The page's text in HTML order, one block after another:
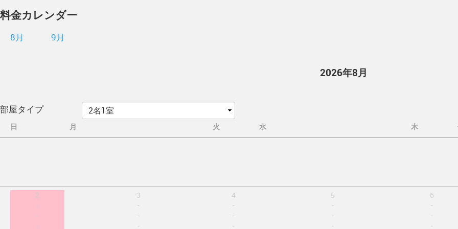
料金カレンダー
8月 9月
2026年8月
部屋タイプ
日 月 火 水 木
2
-
-
-
3
-
-
-
4
-
-
-
5
-
-
-
6
-
-
-